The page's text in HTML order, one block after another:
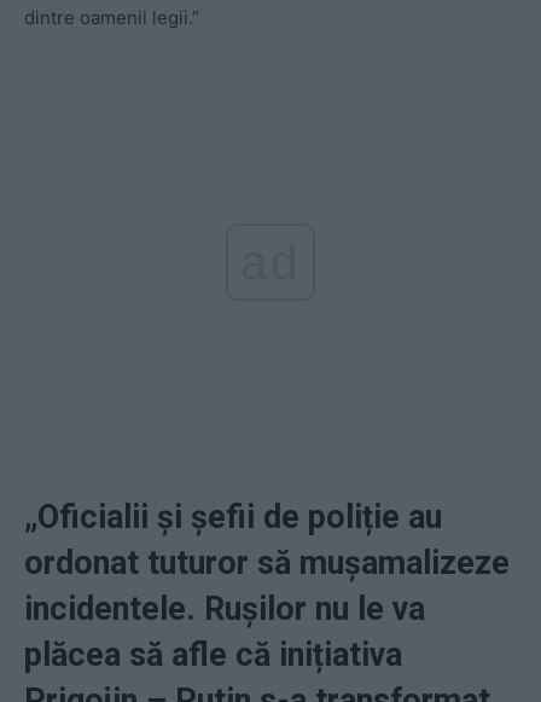
dintre oamenii legii.”
„Oficialii și șefii de poliție au
ordonat tuturor să mușamalizeze
incidentele. Rușilor nu le va
plăcea să afle că inițiativa